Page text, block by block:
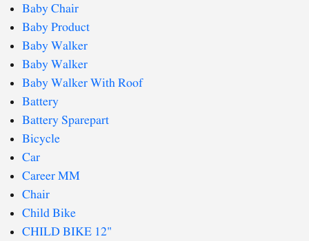
Baby Chair
Baby Product
Baby Walker
Baby Walker
Baby Walker With Roof
Battery
Battery Sparepart
Bicycle
Car
Career MM
Chair
Child Bike
CHILD BIKE 12"